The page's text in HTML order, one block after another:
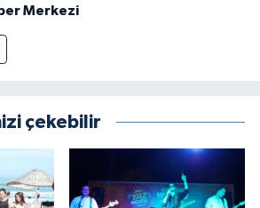
Merkezi
çekebilir